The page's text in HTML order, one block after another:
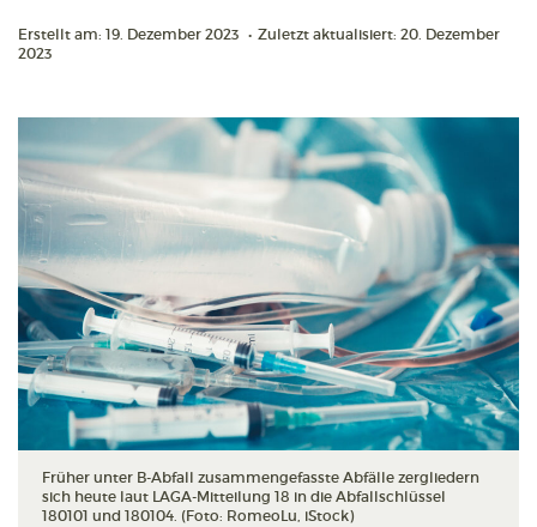
Erstellt am: 19. Dezember 2023 • Zuletzt aktualisiert: 20. Dezember
2023
Früher unter B-Abfall zusammengefasste Abfälle zergliedern
sich heute laut LAGA-Mitteilung 18 in die Abfallschlüssel
180101 und 180104. (Foto: RomeoLu, iStock)